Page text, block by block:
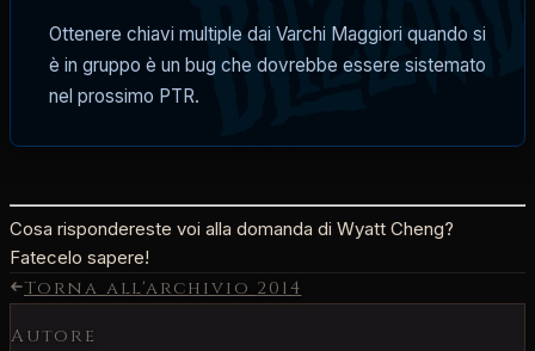
Ottenere chiavi multiple dai Varchi Maggiori quando si
è in gruppo è un bug che dovrebbe essere sistemato
nel prossimo PTR.
Cosa rispondereste voi alla domanda di Wyatt Cheng?
Fatecelo sapere!
Torna all'archivio2014
Autore